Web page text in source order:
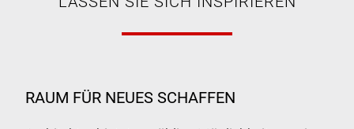
RAUM FÜR NEUES SCHAFFEN